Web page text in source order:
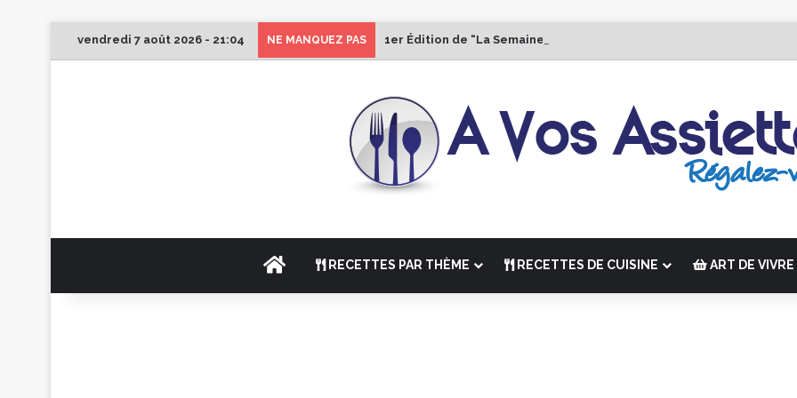
vendredi 7 août 2026 - 21:04 NE MANQUEZ PAS 1er Édition de “La Semaine des Chefs” du 19 au 24 octobre 2026
ACCUEILRECETTES PAR THÈME RECETTES DE CUISINE ART DE VIVRE